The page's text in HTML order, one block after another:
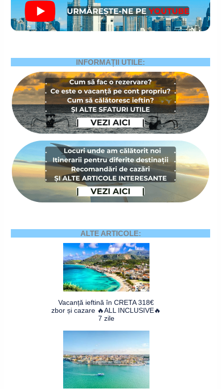
INFORMAȚII UTILE:
ALTE ARTICOLE:
Vacanță ieftină în CRETA 318€
zbor și cazare 🔥ALL INCLUSIVE🔥
7 zile